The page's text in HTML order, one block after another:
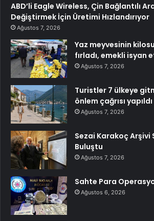
ABD’li Eagle Wireless, Çin Bağlantılı
Değiştirmek İçin Üretimi Hızlandırıyor
Ağustos 7, 2026
Yaz meyvesinin
fırladı, emekli isyan
Ağustos 7, 2026
Turistler 7 ülkeye
önlem çağrısı yapıldı
Ağustos 7, 2026
Sezai Karakoç
Buluştu
Ağustos 7, 2026
Sahte Para
Ağustos 6, 2026